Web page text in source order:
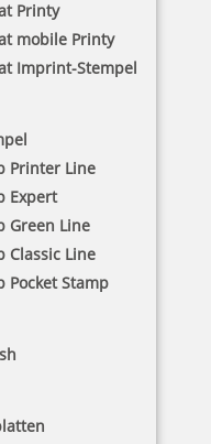
Printy
mobile Printy
Imprint-Stempel
Printer Line
Expert
Green Line
Classic Line
Pocket Stamp
besteht zu 80 % aus
ist daher sehr stabil und
Gestell hält er
stand, zum Beispiel
und